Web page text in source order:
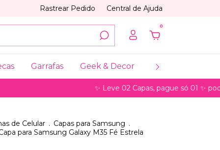
Rastrear Pedido Central de Ajuda
0
Garrafas Geek & Decor Coleções
✨ Leve 02 Capas, pague só 01 ✨ pode ser
de Celular . Capas para Samsung .
para Samsung Galaxy M35 Fé Estrela